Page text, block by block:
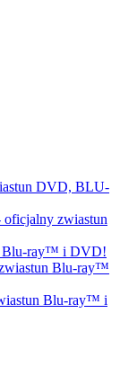
DVD, BLU-
oficjalny zwiastun
Blu-ray™ i DVD!
Blu-ray™
Blu-ray™ i